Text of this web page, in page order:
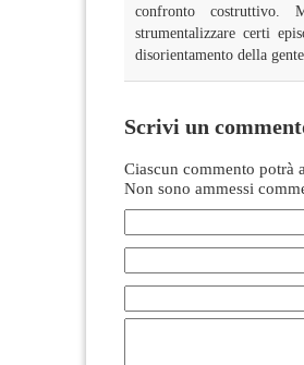
confronto costruttivo.
strumentalizzare certi
disorientamento della
Scrivi un
Ciascun commento potrà
Non sono ammessi